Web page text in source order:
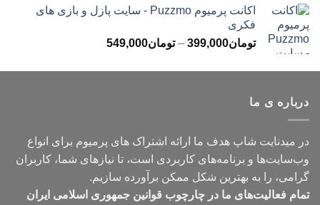
اکانت پرمیوم Puzzmo - سایت پازل و بازی های
فکری
تومان399,000
– تومان549,000محدوده
تومان399,000
درباره ی ما
در میدنایت شاپ هدف ما ارائه اشتراک های پرمیوم برای انواع
وب‌سایت‌ها و برنامه‌های کاربردی است، تا نیازهای شما، کاربران
گرامی، را به بهترین شکل ممکن برآورده سازیم.
تمام فعالیت‌های ما در چارچوب قوانین جمهوری اسلامی ایران